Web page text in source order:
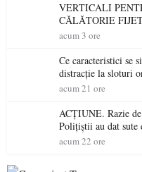
VERTICALI
CĂLĂTORIE
acum 3 ore
Ce caracteristici se
distracție la sloturi
acum 21 ore
ACȚIUNE. Razie
Polițiștii au dat sute
permis într-o singură
acum 22 ore